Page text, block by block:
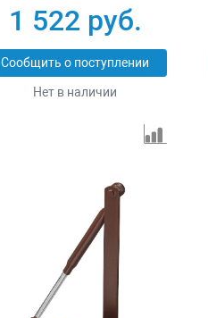
1 522 руб.
Сообщить о поступлении
Нет в наличии